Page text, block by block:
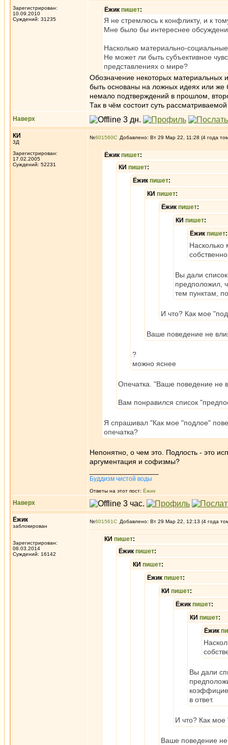
Зарегистрирован:
10.09.2010
Суждений: 31235
Ёжик пишет:
Я не стремлюсь к конфликту, и к
Мне было бы интереснее
Насколько материально-
Не может ли быть субъективное
представлениях о мире?
Обозначение некоторых материальных
быть основаны на ложных идеях или же
немало подтверждений в прошлом,
Так в чём состоит суть
Наверх
КИ
3Д
Зарегистрирован:
17.02.2005
Суждений: 52231
№601560 Добавлено: Вт 29 Мар 22, 11:28 (4 года
Ёжик пишет:
КИ пишет:
Ёжик пишет:
КИ пишет:
Ёжик пишет:
КИ пишет:
Ёжик пишет:
Насколько
Вы дали
предположил,
тем пунктам,
И что? Как мое
Ваше поведение не
?
можно яснее
Опечатка. "Ваше поведение не
Вам понравился список
Я спрашивал "Как мое "подлое"
опечатка?
Непонятно, о чем это. Подлость - это
аргументация и софизмы?
Буддизм чистой воды
Ответы на этот пост: Ёжик
Наверх
Ёжик
заблокирован
Зарегистрирован:
08.03.2014
Суждений: 16142
№601561 Добавлено: Вт 29 Мар 22, 12:13 (4 года
КИ пишет:
Ёжик пишет:
КИ пишет:
Ёжик пишет:
КИ пишет:
Ёжик пишет:
КИ пишет:
Ёжик
Вы дали
в ответ.
И что? Как
Ваше поведение